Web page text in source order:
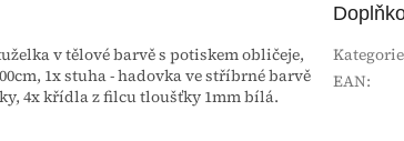
v tělové barvě s potiskem obličeje,
1x stuha - hadovka ve stříbrné barvě
4x křídla z filcu tloušťky 1mm bílá.
Kategorie
EAN: